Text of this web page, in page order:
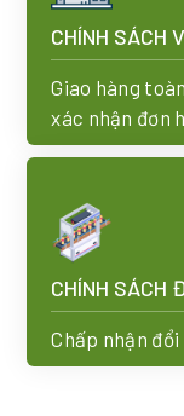
CHÍNH SÁCH
Giao hàng
xác nhận đơn
CHÍNH SÁCH
Chấp nhận